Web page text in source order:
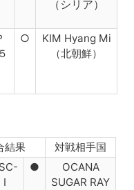
（シリア）
○
KIM Hyang Mi
（北朝鮮）
結果
対戦相手国
I
●
OCANA
SUGAR RAY